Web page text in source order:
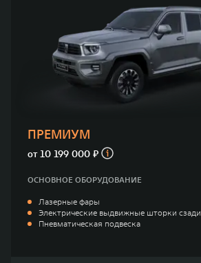
ПРЕМИУМ
от10 199 000 ₽
ОСНОВНОЕ ОБОРУДОВАНИЕ
Лазерные фары
Электрические выдвижные шторки сзади
Пневматическая подвеска